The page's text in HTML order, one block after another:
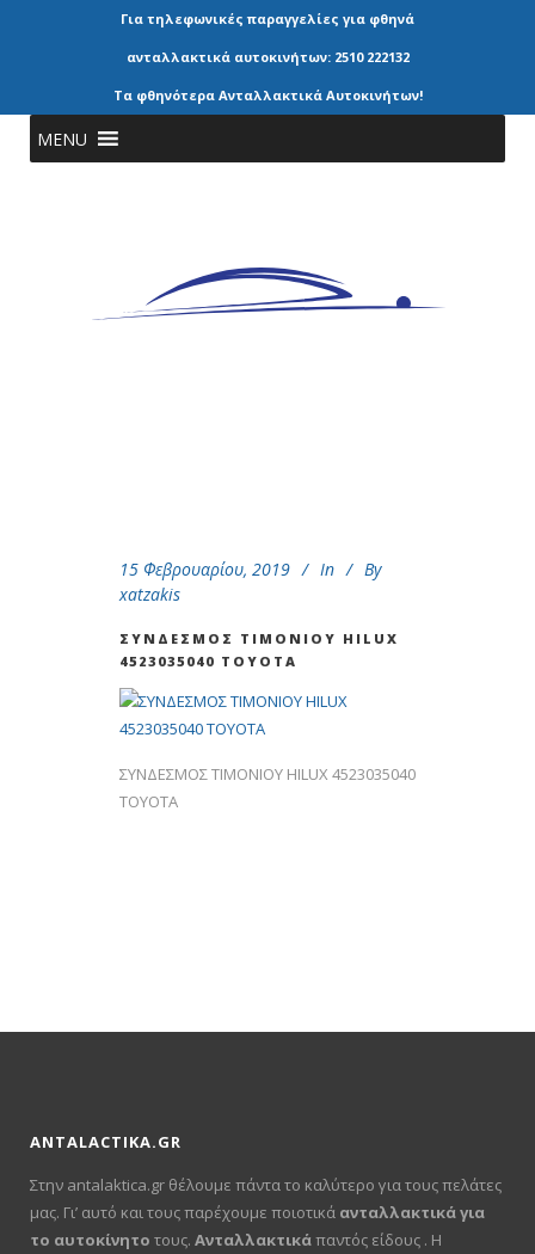
Για τηλεφωνικές παραγγελίες για φθηνά
ανταλλακτικά αυτοκινήτων: 2510 222132
Τα φθηνότερα Ανταλλακτικά Αυτοκινήτων!
MENU
15 Φεβρουαρίου, 2019 In
By
xatzakis
ΣΥΝΔΕΣΜΟΣ ΤΙΜΟΝΙΟΥ ΗΙLUX
4523035040 TOYOTA
ΣΥΝΔΕΣΜΟΣ ΤΙΜΟΝΙΟΥ ΗΙLUX 4523035040
TOYOTA
ANTALACTIKA.GR
Στην antalaktica.gr θέλουμε πάντα το καλύτερο για τους πελάτες
μας. Γι’ αυτό και τους παρέχουμε ποιοτικά ανταλλακτικά για
το αυτοκίνητο τους. Ανταλλακτικάπαντός είδους . Η